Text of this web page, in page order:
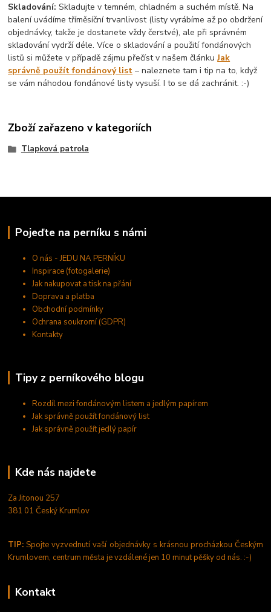
Skladování: Skladujte v temném, chladném a suchém místě. Na
balení uvádíme tříměsíční trvanlivost (listy vyrábíme až po obdržení
objednávky, takže je dostanete vždy čerstvé), ale při správném
skladování vydrží déle. Více o skladování a použití fondánových
listů si můžete v případě zájmu přečíst v našem článkuJak
správně použít fondánový list – naleznete tam i tip na to, když
se vám náhodou fondánové listy vysuší. I to se dá zachránit. :-)
Zboží zařazeno v kategoriích
Tlapková patrola
Pojeďte na perníku s námi
O nás - JEDU NA PERNÍKU
Inspirace (fotogalerie)
Jak nakupovat a tisk na přání
Doprava a platba
Obchodní podmínky
Ochrana soukromí (GDPR)
Kontakty
Tipy z perníkového blogu
Rozdíl mezi fondánovým listem a jedlým papírem
Jak správně použít fondánový list
Jak správně použít jedlý papír
Kde nás najdete
Za Jitonou 257
381 01 Český Krumlov
TIP: Spojte vyzvednutí vaší objednávky s krásnou procházkou Českým
Krumlovem, centrum města je vzdálené jen 10 minut pěšky od nás. :-)
Kontakt